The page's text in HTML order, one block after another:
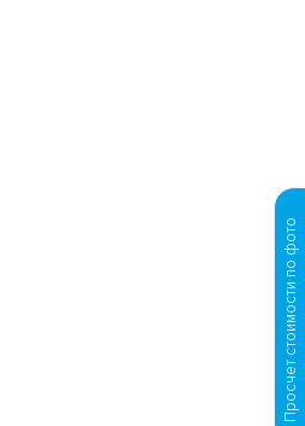
Просчет стоимости по фото